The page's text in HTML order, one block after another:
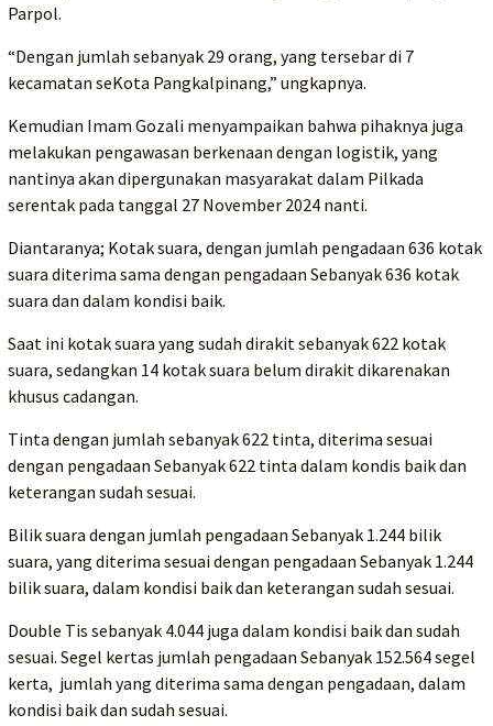
Parpol.
“Dengan jumlah sebanyak 29 orang, yang tersebar di 7
kecamatan seKota Pangkalpinang,” ungkapnya.
Kemudian Imam Gozali menyampaikan bahwa pihaknya juga
melakukan pengawasan berkenaan dengan logistik, yang
nantinya akan dipergunakan masyarakat dalam Pilkada
serentak pada tanggal 27 November 2024 nanti.
Diantaranya; Kotak suara, dengan jumlah pengadaan 636 kotak
suara diterima sama dengan pengadaan Sebanyak 636 kotak
suara dan dalam kondisi baik.
Saat ini kotak suara yang sudah dirakit sebanyak 622 kotak
suara, sedangkan 14 kotak suara belum dirakit dikarenakan
khusus cadangan.
Tinta dengan jumlah sebanyak 622 tinta, diterima sesuai
dengan pengadaan Sebanyak 622 tinta dalam kondis baik dan
keterangan sudah sesuai.
Bilik suara dengan jumlah pengadaan Sebanyak 1.244 bilik
suara, yang diterima sesuai dengan pengadaan Sebanyak 1.244
bilik suara, dalam kondisi baik dan keterangan sudah sesuai.
Double Tis sebanyak 4.044 juga dalam kondisi baik dan sudah
sesuai. Segel kertas jumlah pengadaan Sebanyak 152.564 segel
kerta, jumlah yang diterima sama dengan pengadaan, dalam
kondisi baik dan sudah sesuai.